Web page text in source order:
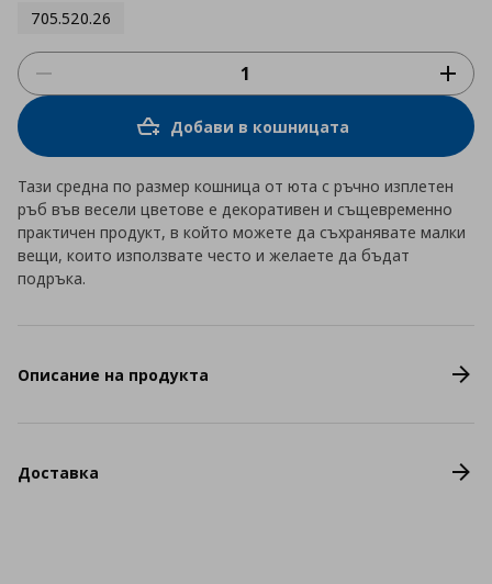
705.520.26
Добави в кошницата
Тази средна по размер кошница от юта с ръчно изплетен
ръб във весели цветове е декоративен и същевременно
практичен продукт, в който можете да съхранявате малки
вещи, които използвате често и желаете да бъдат
подръка.
Описание на продукта
Доставка